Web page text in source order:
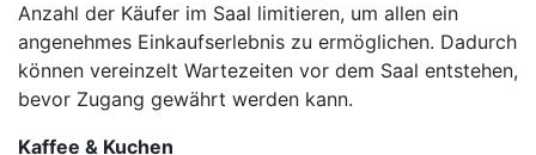
Anzahl der Käufer im Saal limitieren, um allen ein
angenehmes Einkaufserlebnis zu ermöglichen. Dadurch
können vereinzelt Wartezeiten vor dem Saal entstehen,
bevor Zugang gewährt werden kann.
Kaffee & Kuchen